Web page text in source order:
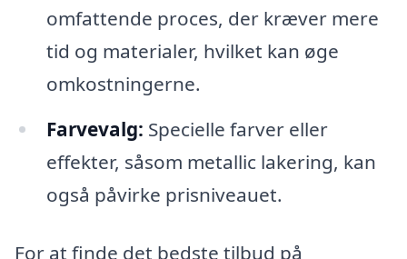
omfattende proces, der kræver mere
tid og materialer, hvilket kan øge
omkostningerne.
Farvevalg: Specielle farver eller
effekter, såsom metallic lakering, kan
også påvirke prisniveauet.
For at finde det bedste tilbud på